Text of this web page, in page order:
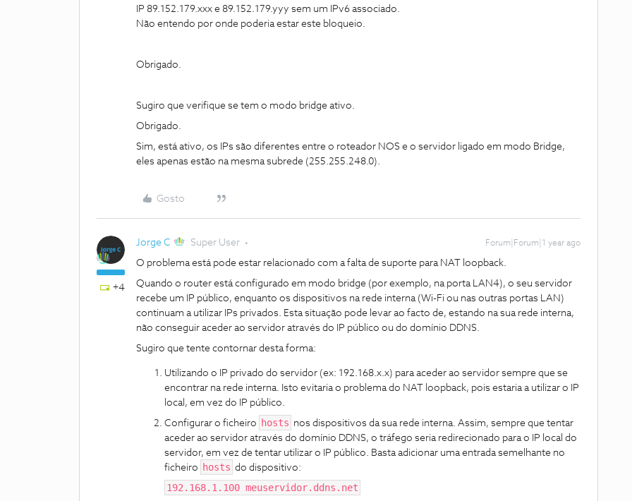
IP 89.152.179.xxx e 89.152.179.yyy sem um IPv6 associado.
Não entendo por onde poderia estar este bloqueio.
Obrigado.
Sugiro que verifique se tem o modo bridge ativo.
Obrigado.
Sim, está ativo, os IPs são diferentes entre o roteador NOS e o servidor ligado em modo Bridge,
eles apenas estão na mesma subrede (255.255.248.0).
Gosto
+4
Jorge C Super User Forum|Forum|1 year ago
O problema está pode estar relacionado com a falta de suporte para NAT loopback.
Quando o router está configurado em modo bridge (por exemplo, na porta LAN4), o seu servidor
recebe um IP público, enquanto os dispositivos na rede interna (Wi-Fi ou nas outras portas LAN)
continuam a utilizar IPs privados. Esta situação pode levar ao facto de, estando na sua rede interna,
não conseguir aceder ao servidor através do IP público ou do domínio DDNS.
Sugiro que tente contornar desta forma:
Utilizando o IP privado do servidor (ex: 192.168.x.x) para aceder ao servidor sempre que se
encontrar na rede interna. Isto evitaria o problema do NAT loopback, pois estaria a utilizar o IP
local, em vez do IP público.
Configurar o ficheiro hosts nos dispositivos da sua rede interna. Assim, sempre que tentar
aceder ao servidor através do domínio DDNS, o tráfego seria redirecionado para o IP local do
servidor, em vez de tentar utilizar o IP público. Basta adicionar uma entrada semelhante no
ficheiro
hosts do dispositivo:
192.168.1.100 meuservidor.ddns.net